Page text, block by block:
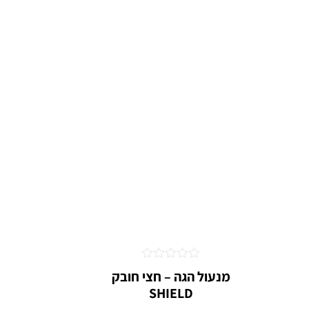
מנעול הגה – חצי חובק
SHIELD
0